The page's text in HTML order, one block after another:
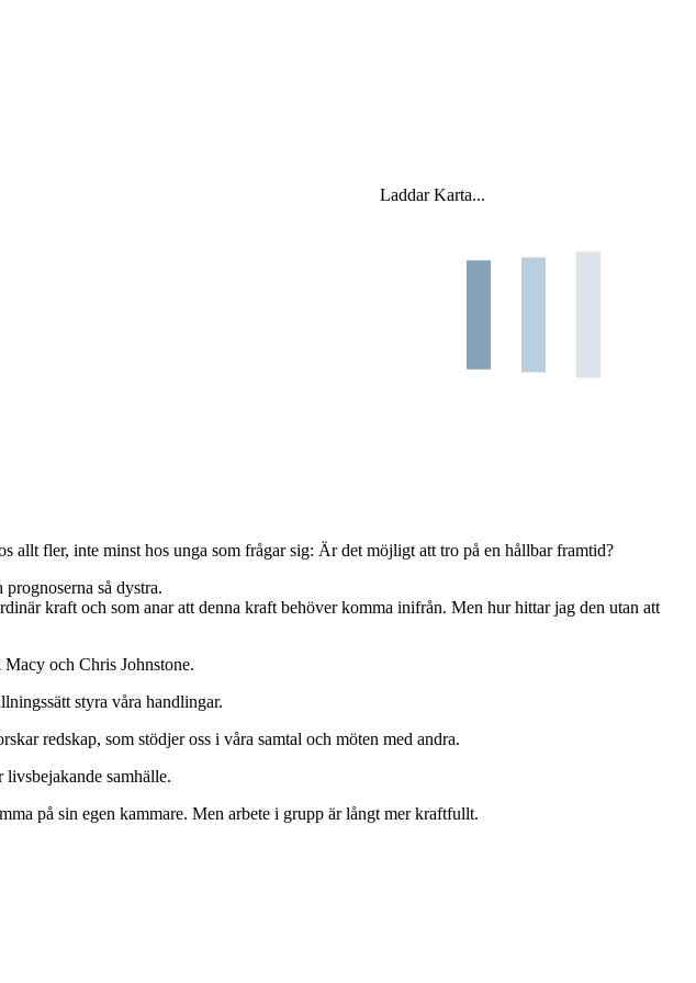
Laddar Karta...
allt fler, inte minst hos unga som frågar sig: Är det möjligt att tro på en hållbar framtid?
så dystra.
kraft och som anar att denna kraft behöver komma inifrån. Men hur hittar jag den utan att
och Chris Johnstone.
styra våra handlingar.
redskap, som stödjer oss i våra samtal och möten med andra.
samhälle.
på sin egen kammare. Men arbete i grupp är långt mer kraftfullt.